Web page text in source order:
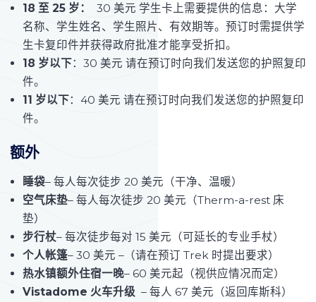
18 至 25 岁：
30 美元 学生卡上需要提供的信息：大学
名称、学生姓名、学生照片、有效期等。预订时需提供学
生卡复印件并获得政府批准才能享受折扣。
18 岁以下：30 美元 请在预订时向我们发送您的护照复印
件。
11 岁以下：40 美元 请在预订时向我们发送您的护照复印
件。
额外
睡袋– 每人每次徒步 20 美元（干净、温暖）
空气床垫– 每人每次徒步 20 美元（Therm-a-rest 床
垫）
步行杖– 每次徒步每对 15 美元（可延长的专业手杖）
个人帐篷– 30 美元 –（请在预订 Trek 时提出要求）
热水镇额外住宿一晚– 60 美元起（视供应情况而定）
Vistadome 火车升级 – 每人 67 美元（返回库斯科）